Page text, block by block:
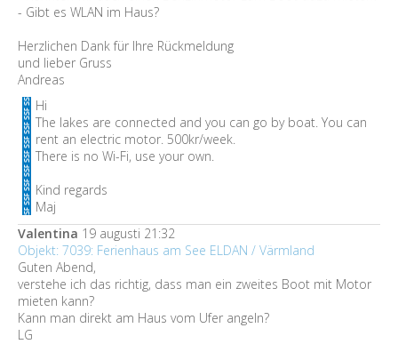
- Gibt es WLAN im Haus?
Herzlichen Dank für Ihre Rückmeldung
und lieber Gruss
Andreas
Hi
The lakes are connected and you can go by boat. You can
rent an electric motor. 500kr/week.
There is no Wi-Fi, use your own.
Kind regards
Maj
Valentina 19 augusti 21:32
Objekt: 7039: Ferienhaus am See ELDAN / Värmland
Guten Abend,
verstehe ich das richtig, dass man ein zweites Boot mit Motor
mieten kann?
Kann man direkt am Haus vom Ufer angeln?
LG